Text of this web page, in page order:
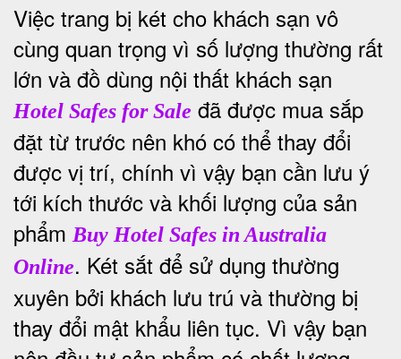
Việc trang bị két cho khách sạn vô
cùng quan trọng vì số lượng thường rất
lớn và đồ dùng nội thất khách sạn
Hotel Safes for Sale đã được mua sắp
đặt từ trước nên khó có thể thay đổi
được vị trí, chính vì vậy bạn cần lưu ý
tới kích thước và khối lượng của sản
phẩm Buy Hotel Safes in Australia
Online. Két sắt để sử dụng thường
xuyên bởi khách lưu trú và thường bị
thay đổi mật khẩu liên tục. Vì vậy bạn